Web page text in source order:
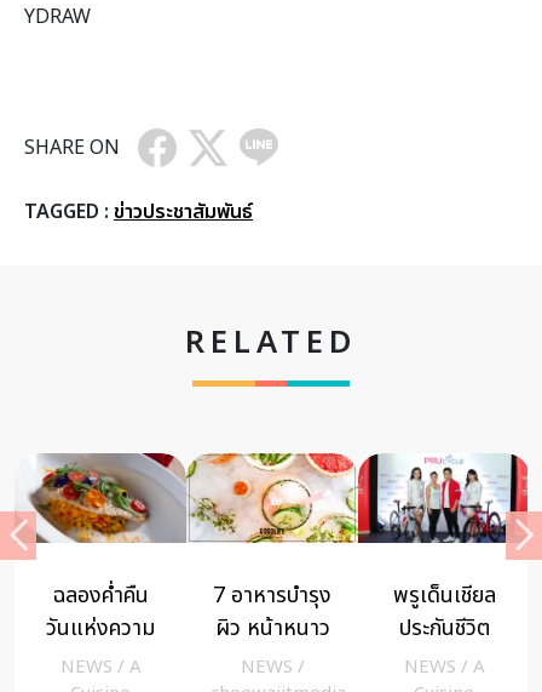
YDRAW
SHARE ON
TAGGED : ข่าวประชาสัมพันธ์
RELATED
ฉลองค่ำคืน
วันแห่งความ
รัก ท่ามกลาง
NEWS / A
7 อาหารบำรุง
ผิว หน้าหนาว
NEWS /
พรูเด็นเชียล
ประกันชีวิต
ผนึกภาครัฐ
NEWS / A